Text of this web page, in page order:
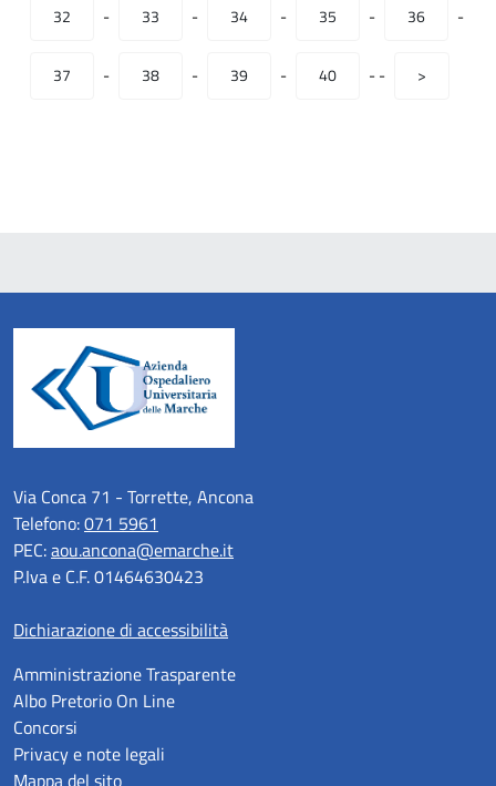
32 - 33 - 34 - 35 - 36 -
37 - 38 - 39 - 40 -- >
Via Conca 71 - Torrette, Ancona
Telefono:071 5961
PEC:aou.ancona@emarche.it
P.Iva e C.F. 01464630423
Dichiarazione di accessibilità
Amministrazione Trasparente
Albo Pretorio On Line
Concorsi
Privacy e note legali
Mappa del sito